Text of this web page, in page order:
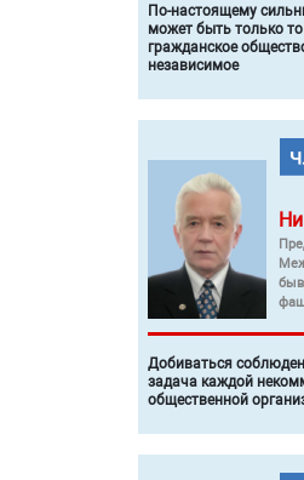
По-настоящему
может быть только
гражданское
независимое
Добиваться
задача каждой
общественной